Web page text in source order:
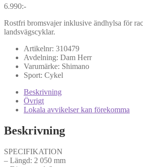
6.990:-
Rostfri bromsvajer inklusive ändhylsa för
landsvägscyklar.
Artikelnr: 310479
Avdelning: Dam Herr
Varumärke: Shimano
Sport: Cykel
Beskrivning
Övrigt
Lokala avvikelser kan förekomma
Beskrivning
SPECIFIKATION
– Längd: 2 050 mm